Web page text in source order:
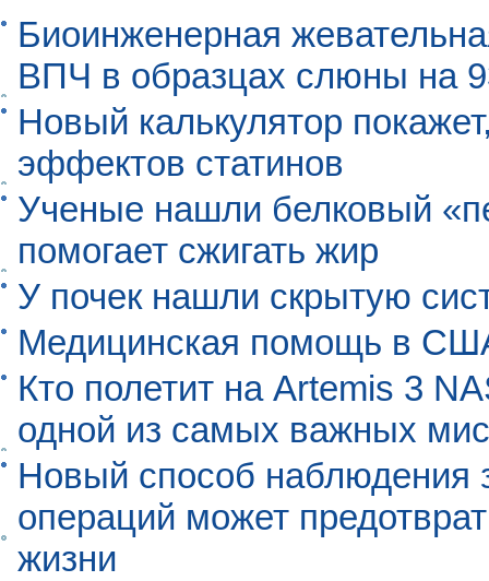
Биоинженерная
ВПЧ в образцах слюны на
Новый калькулятор
эффектов статинов
Ученые нашли белковый
помогает сжигать жир
У почек нашли скрытую
Медицинская помощь в
Кто полетит на Artemis 3
одной из самых важных
Новый способ наблюдения
операций может
жизни